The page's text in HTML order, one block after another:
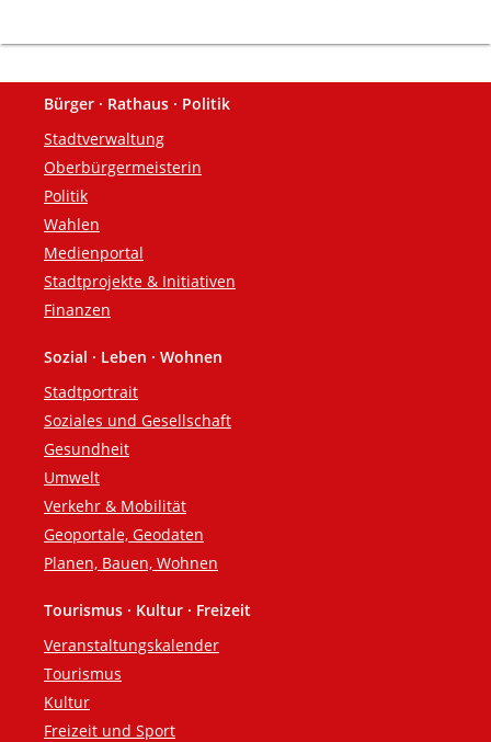
Fußzeile
Bürger · Rathaus · Politik
Stadtverwaltung
Oberbürgermeisterin
Politik
Wahlen
Medienportal
Stadtprojekte & Initiativen
Finanzen
Sozial · Leben · Wohnen
Stadtportrait
Soziales und Gesellschaft
Gesundheit
Umwelt
Verkehr & Mobilität
Geoportale, Geodaten
Planen, Bauen, Wohnen
Tourismus · Kultur · Freizeit
Veranstaltungskalender
Tourismus
Kultur
Freizeit und Sport